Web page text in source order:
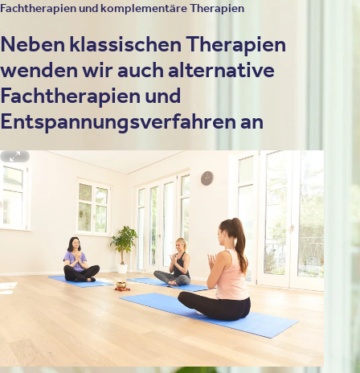
Fachtherapien und komplementäre Therapien
Neben klassischen Therapien
wenden wir auch alternative
Fachtherapien und
Entspannungsverfahren an